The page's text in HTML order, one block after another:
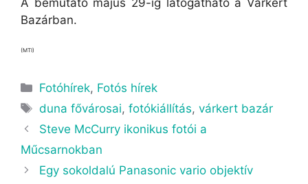
Bazárban.
(MTI)
Fotóhírek, Fotós hírek
duna fővárosai,fotókiállítás,várkert bazár
Steve McCurry ikonikus fotói a
Műcsarnokban
Egy sokoldalú Panasonic vario objektív